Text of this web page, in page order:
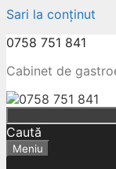
Sari la conținut
0758 751 841
Cabinet de
Caută
Meniu